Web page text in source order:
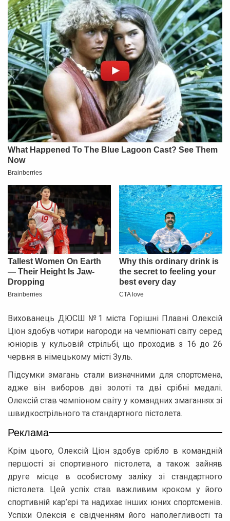
Вихованець ДЮСШ №1 міста Горішні Плавні Олексій
Ціон здобув чотири нагороди на чемпіонаті світу серед
юніорів у кульовій стрільбі, що проходив з 16 до 26
червня в німецькому місті Зуль.
Підсумки змагань стали визначними для спортсмена,
адже він виборов дві золоті та дві срібні медалі.
Олексій став чемпіоном світу у командних змаганнях зі
швидкострільного та стандартного пістолета.
Реклама
Крім цього, Олексій Ціон здобув срібло в командній
першості зі спортивного пістолета, а також зайняв
друге місце в особистому заліку зі стандартного
пістолета. Цей успіх став важливим кроком у його
спортивній кар’єрі та надихає інших юних спортсменів.
Успіхи Олексія є свідченням його наполегливості та